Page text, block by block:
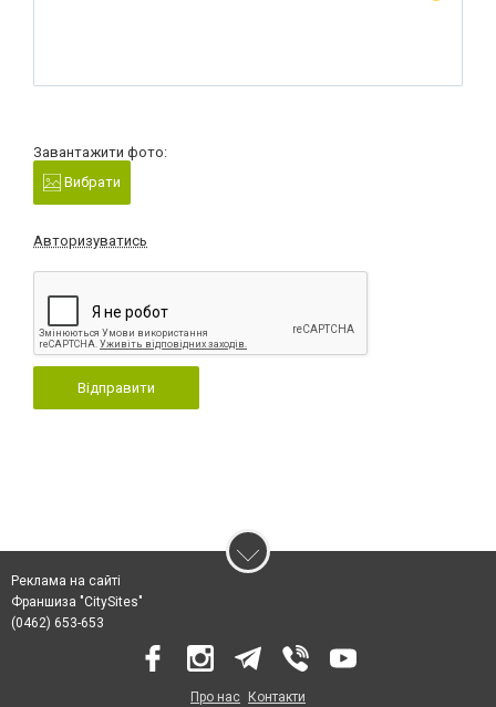
Завантажити фото:
Вибрати
Авторизуватись
Відправити
Реклама на сайті
Франшиза "CitySites"
(0462) 653-653
Про нас Контакти